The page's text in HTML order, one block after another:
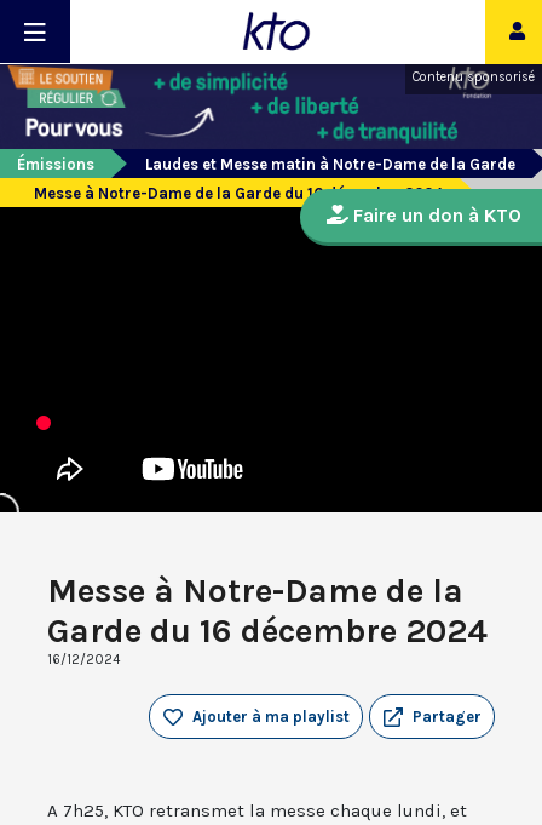
Contenu sponsorisé
Émissions
Laudes et Messe matin à Notre-Dame de la Garde
Messe à Notre-Dame de la Garde du 16 décembre 2024
Messe à Notre-Dame de la
Garde du 16 décembre 2024
16/12/2024
Partager
Ajouter à ma playlist
A 7h25, KTO retransmet la messe chaque lundi, et
Faire un don à KTO